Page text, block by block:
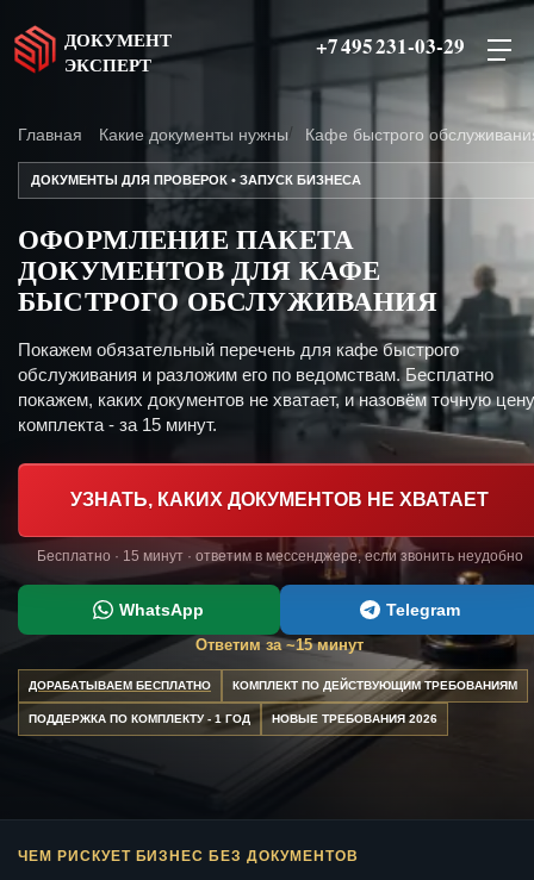
ДОКУМЕНТ
ЭКСПЕРТ
+7 495 231-03-29
Главная Какие документы нужны Кафе быстрого
ДОКУМЕНТЫ ДЛЯ ПРОВЕРОК • ЗАПУСК БИЗНЕСА
ОФОРМЛЕНИЕ ПАКЕТА
ДОКУМЕНТОВ ДЛЯ КАФЕ
БЫСТРОГО ОБСЛУЖИВАНИЯ
Покажем обязательный перечень для кафе быстрого
обслуживания и разложим его по ведомствам. Бесплатно
покажем, каких документов не хватает, и назовём точную цену
комплекта - за 15 минут.
УЗНАТЬ, КАКИХ ДОКУМЕНТОВ НЕ ХВАТАЕТ
Бесплатно · 15 минут · ответим в мессенджере, если звонить неудобно
WhatsApp Telegram
Ответим за ~15 минут
ДОРАБАТЫВАЕМ БЕСПЛАТНО КОМПЛЕКТ ПО ДЕЙСТВУЮЩИМ ТРЕБОВАНИЯМ
ПОДДЕРЖКА ПО КОМПЛЕКТУ - 1 ГОД НОВЫЕ ТРЕБОВАНИЯ 2026
ЧЕМ РИСКУЕТ БИЗНЕС БЕЗ ДОКУМЕНТОВ